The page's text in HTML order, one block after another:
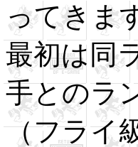
ってきま
最初は同
手とのラ
（フライ